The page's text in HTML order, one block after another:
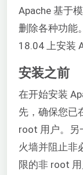
Apache 基于
删除各种功能
18.04 上安装
安装之前
在开始安装
先，确保您已
root 用户。另
火墙并阻止非
限的非 root